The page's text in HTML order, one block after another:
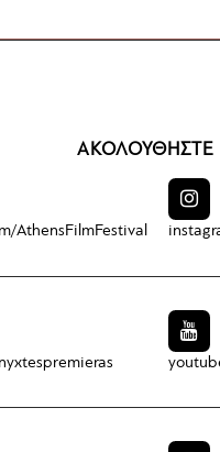
ΑΚΟΛΟΥΘΗΣΤΕ
AthensFilmFestival
nyxtespremieras